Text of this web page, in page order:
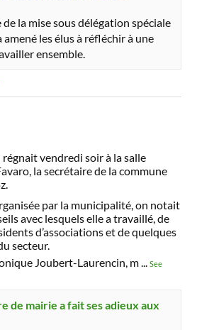
la mise sous délégation spéciale
les élus à réfléchir à une
ensemble.
vendredi soir à la salle
la secrétaire de la commune
par la municipalité, on notait
avec lesquels elle a travaillé, de
d’associations et de quelques
secteur.
Joubert-Laurencin, m...See
de mairie a fait ses adieux aux